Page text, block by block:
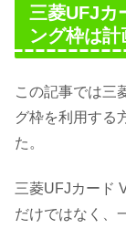
三菱UFJカ
ング枠は計
この記事では三
グ枠を利用する
た。
三菱UFJカード
だけではなく、